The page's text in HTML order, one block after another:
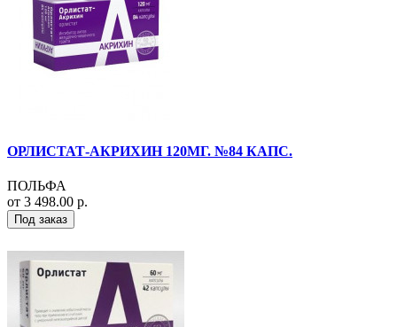
ОРЛИСТАТ-АКРИХИН 120МГ. №84 КАПС.
ПОЛЬФА
от 3 498.00 р.
Под заказ